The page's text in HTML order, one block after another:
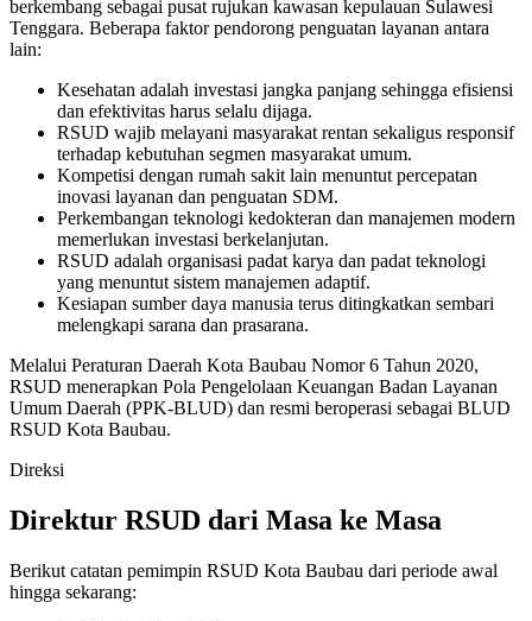
berkembang sebagai pusat rujukan kawasan kepulauan Sulawesi
Tenggara. Beberapa faktor pendorong penguatan layanan antara
lain:
Kesehatan adalah investasi jangka panjang sehingga efisiensi
dan efektivitas harus selalu dijaga.
RSUD wajib melayani masyarakat rentan sekaligus responsif
terhadap kebutuhan segmen masyarakat umum.
Kompetisi dengan rumah sakit lain menuntut percepatan
inovasi layanan dan penguatan SDM.
Perkembangan teknologi kedokteran dan manajemen modern
memerlukan investasi berkelanjutan.
RSUD adalah organisasi padat karya dan padat teknologi
yang menuntut sistem manajemen adaptif.
Kesiapan sumber daya manusia terus ditingkatkan sembari
melengkapi sarana dan prasarana.
Melalui Peraturan Daerah Kota Baubau Nomor 6 Tahun 2020,
RSUD menerapkan Pola Pengelolaan Keuangan Badan Layanan
Umum Daerah (PPK-BLUD) dan resmi beroperasi sebagai BLUD
RSUD Kota Baubau.
Direksi
Direktur RSUD dari Masa ke Masa
Berikut catatan pemimpin RSUD Kota Baubau dari periode awal
hingga sekarang: